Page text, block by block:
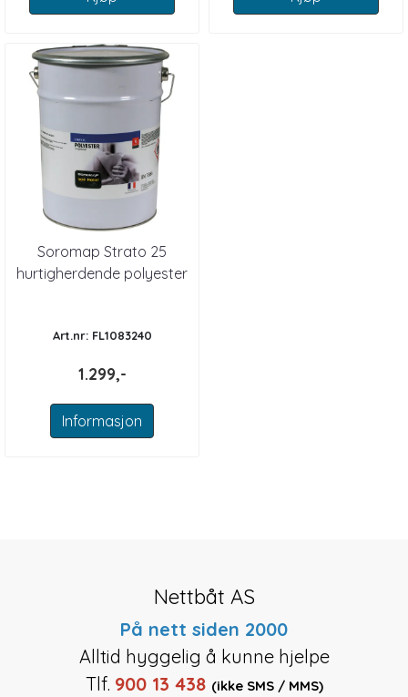
Soromap Strato 25
hurtigherdende polyester
Art.nr: FL1083240
1.299,-
Informasjon
Nettbåt AS
På nett siden 2000
Alltid hyggelig å kunne hjelpe
Tlf. 900 13 438 (ikke SMS / MMS)